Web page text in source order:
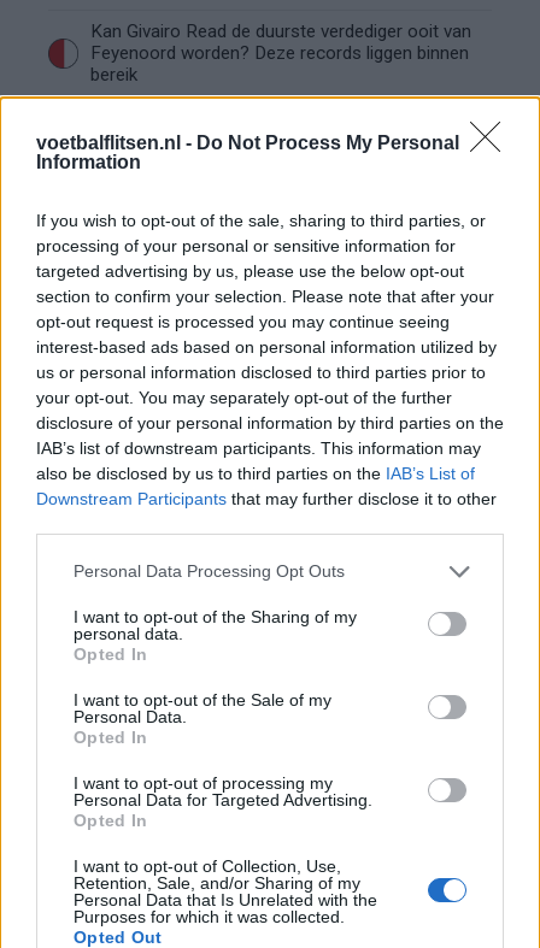
voetbalflitsen.nl - Do Not Process My Personal
Information
If you wish to opt-out of the sale, sharing to third parties, or
processing of your personal or sensitive information for
targeted advertising by us, please use the below opt-out
section to confirm your selection. Please note that after your
opt-out request is processed you may continue seeing
interest-based ads based on personal information utilized by
us or personal information disclosed to third parties prior to
your opt-out. You may separately opt-out of the further
disclosure of your personal information by third parties on the
IAB’s list of downstream participants. This information may
also be disclosed by us to third parties on the IAB’s List of
Downstream Participants that may further disclose it to other
Personal Data Processing Opt Outs
I want to opt-out of the Sharing of my
personal data.
Opted In
I want to opt-out of the Sale of my
Personal Data.
Opted In
I want to opt-out of processing my
Personal Data for Targeted Advertising.
Opted In
I want to opt-out of Collection, Use,
Retention, Sale, and/or Sharing of my
Personal Data that Is Unrelated with the
Purposes for which it was collected.
Opted Out
Kan Givairo Read de duurste verdediger ooit van
Feyenoord worden? Deze records liggen binnen
bereik
Van Bronckhorst voert druk op: Feyenoord wil op
deze twee posities nog versterken
Feyenoord incasseert miljoenen: transfer Leo
Sauer naar Stuttgart bijna rond
Feyenoord zet deur open voor miljoenen: Ueda
en Hadj Moussa mogen vertrekken
Feyenoord sluit voorbereiding bijna af: dit staat
er nog op het programma
Shaqueel van Persie ontkracht geruchten over
keuze voor Marokko
problemen rond Hadj Moussa?
Van droomtransfer tot contractontbinding: het
Feyenoord-verhaal van Calvin Stengs
'Hij is weer gewoon mijn vader': Shaqueel
openhartig over Robin van Persie
Lille geeft niet op na afwijzing: komt er nieuw
bod op Gjivai Zechiël?
Been blikt terug op historische afstraffing: "Die
schaamte voel ik nog altijd"